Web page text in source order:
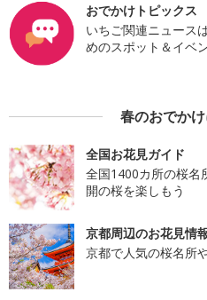
おでかけトピックス
いちご関連ニュース
めのスポット＆イベ
春のおでか
全国お花見ガイド
全国1400カ所の桜名
開の桜を楽しもう
京都周辺のお花見情
京都で人気の桜名所